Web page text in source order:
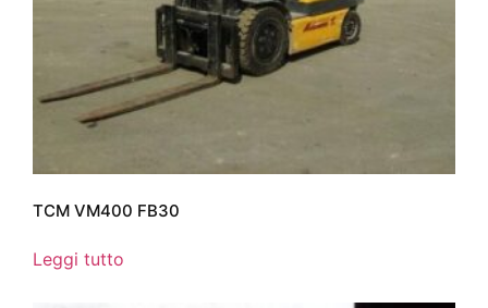
TCM VM400 FB30
Leggi tutto